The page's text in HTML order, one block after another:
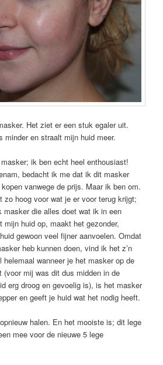
Het ziet er een stuk egaler uit.
minder en straalt mijn huid meer.
ik ben echt heel enthousiast!
bedacht ik me dat ik dit masker
vanwege de prijs. Maar ik ben om.
zo hoog voor wat je er voor terug krijgt;
masker die alles doet wat ik in een
mijn huid op, maakt het gezonder,
gewoon veel fijner aanvoelen. Omdat
heb kunnen doen, vind ik het z’n
helemaal wanneer je het masker op de
mij was dit dus midden in de
erg droog en gevoelig is), is het masker
en geeft je huid wat het nodig heeft.
halen. En het mooiste is; dit lege
mee voor de nieuwe 5 lege